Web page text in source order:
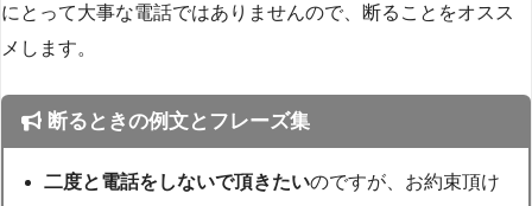
にとって大事な電話ではありませんので、断ることをオスス
メします。
断るときの例文とフレーズ集
二度と電話をしないで頂きたいのですが、お約束頂け